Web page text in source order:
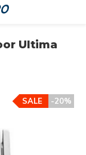
Ultima
-20%
SALE